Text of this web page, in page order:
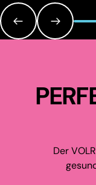
Der